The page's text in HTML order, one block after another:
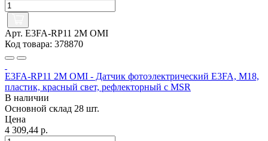
Арт. E3FA-RP11 2M OMI
Код товара: 378870
E3FA-RP11 2M OMI - Датчик фотоэлектрический E3FA, M18,
пластик, красный свет, рефлекторный с MSR
В наличии
Основной склад 28 шт.
Цена
4 309,44 р.